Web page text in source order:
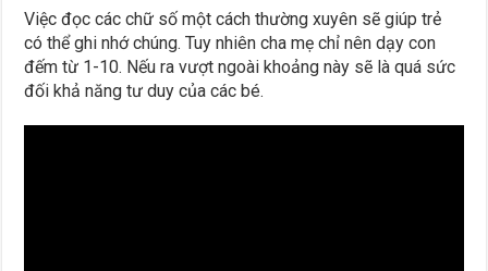
Việc đọc các chữ số một cách thường xuyên sẽ giúp trẻ
có thể ghi nhớ chúng. Tuy nhiên cha mẹ chỉ nên dạy con
đếm từ 1-10. Nếu ra vượt ngoài khoảng này sẽ là quá sức
đối khả năng tư duy của các bé.